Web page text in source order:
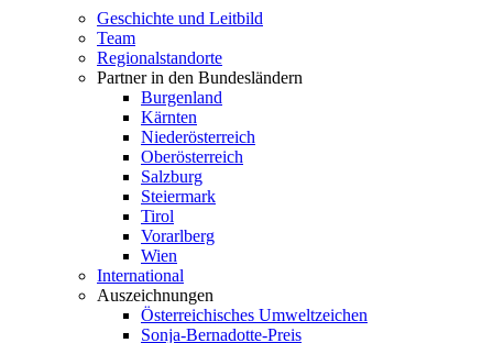
Geschichte und Leitbild
Team
Regionalstandorte
Partner in den Bundesländern
Burgenland
Kärnten
Niederösterreich
Oberösterreich
Salzburg
Steiermark
Tirol
Vorarlberg
Wien
International
Auszeichnungen
Österreichisches Umweltzeichen
Sonja-Bernadotte-Preis